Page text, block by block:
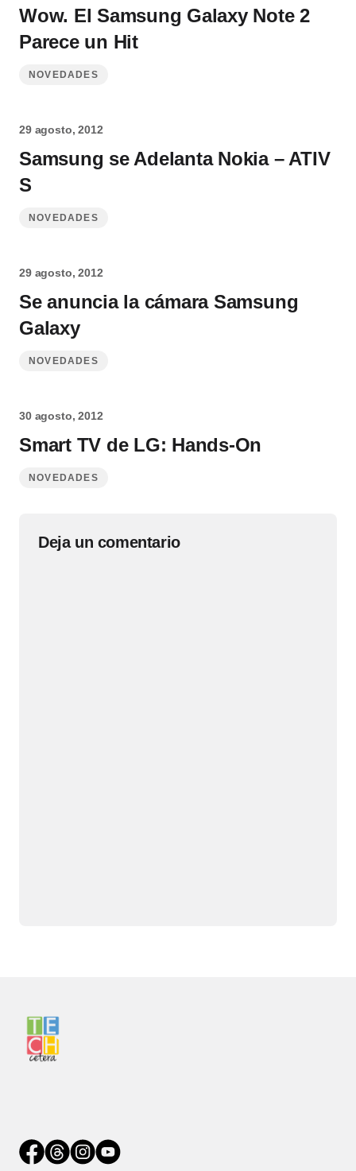
Wow. El Samsung Galaxy Note 2
Parece un Hit
NOVEDADES
29 agosto, 2012
Samsung se Adelanta Nokia – ATIV
S
NOVEDADES
29 agosto, 2012
Se anuncia la cámara Samsung
Galaxy
NOVEDADES
30 agosto, 2012
Smart TV de LG: Hands-On
NOVEDADES
Deja un comentario